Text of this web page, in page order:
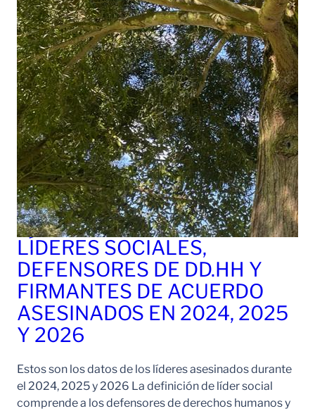
LÍDERES SOCIALES,
DEFENSORES DE DD.HH Y
FIRMANTES DE ACUERDO
ASESINADOS EN 2024, 2025
Y 2026
Estos son los datos de los líderes asesinados durante
el 2024, 2025 y 2026 La definición de líder social
comprende a los defensores de derechos humanos y